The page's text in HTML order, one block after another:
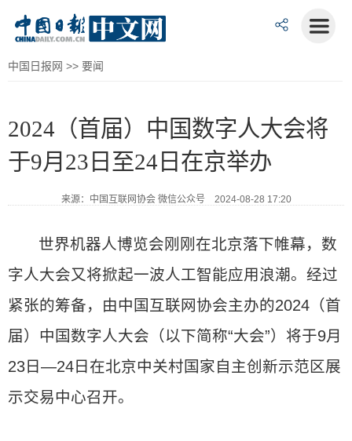
中国日报网 >> 要闻
2024（首届）中国数字人大会将
于9月23日至24日在京举办
来源：中国互联网协会 微信公众号 2024-08-28 17:20
世界机器人博览会刚刚在北京落下帷幕，数
字人大会又将掀起一波人工智能应用浪潮。经过
紧张的筹备，由中国互联网协会主办的2024（首
届）中国数字人大会（以下简称“大会”）将于9月
23日—24日在北京中关村国家自主创新示范区展
示交易中心召开。